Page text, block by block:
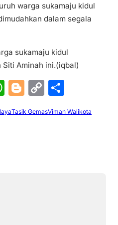
warga sukamaju kidul
dalam segala
sukamaju kidul
Siti Aminah ini.(iqbal)
W
at
Bl
g
C
p ar
Tasik GemasViman Walikota